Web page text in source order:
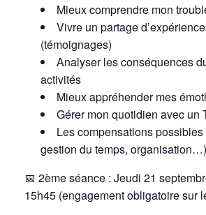
Mieux comprendre mon
Vivre un partage
(témoignages)
Analyser les conséquences
activités
Mieux appréhender mes
Gérer mon quotidien avec un
Les compensations
gestion du temps, organisation…)
📅 2ème séance : Jeudi 21
15h45 (engagement obligatoire sur